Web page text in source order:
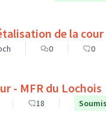
de la
0 0
- MFR du Lochois
18